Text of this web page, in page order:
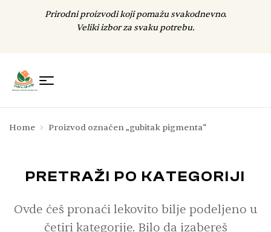
Prirodni proizvodi koji pomažu svakodnevno.
Veliki izbor za svaku potrebu.
Home Proizvod označen „gubitak pigmenta“
PRETRAŽI PO KATEGORIJI
Ovde ćeš pronaći lekovito bilje podeljeno u
četiri kategorije. Bilo da izabereš